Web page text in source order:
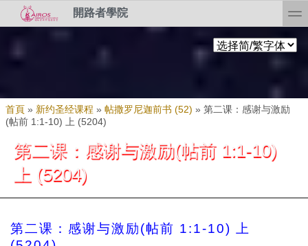
移至主內容
Skip to search
開路者學院
您在這裡
首頁 » 新约圣经课程 »帖撒罗尼迦前书 (52) »第二课：感谢与激励
(帖前 1:1-10) 上 (5204)
第二课：感谢与激励(帖前 1:1-10)
上 (5204)
第二课：感谢与激励(帖前 1:1-10) 上